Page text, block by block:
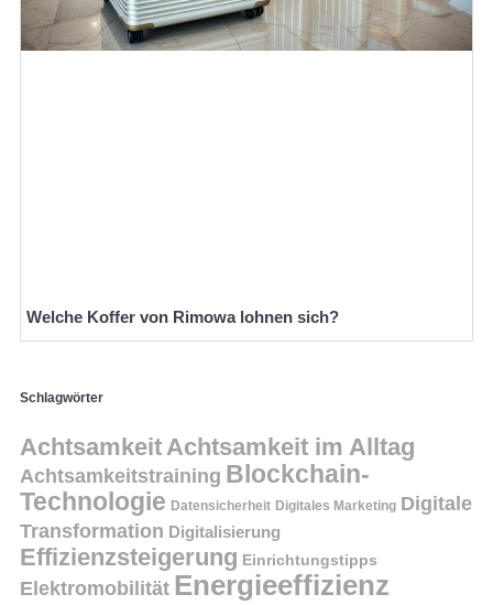
Welche Koffer von Rimowa lohnen sich?
Schlagwörter
AchtsamkeitAchtsamkeit im Alltag
Achtsamkeitstraining Blockchain-
Technologie Datensicherheit Digitales Marketing Digitale
Transformation Digitalisierung
Effizienzsteigerung Einrichtungstipps
Elektromobilität Energieeffizienz